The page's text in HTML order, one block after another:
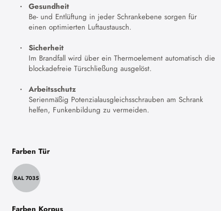
Gesundheit
Be- und Entlüftung in jeder Schrankebene sorgen für
einen optimierten Luftaustausch.
Sicherheit
Im Brandfall wird über ein Thermoelement automatisch die
blockadefreie Türschließung ausgelöst.
Arbeitsschutz
Serienmäßig Potenzialausgleichsschrauben am Schrank
helfen, Funkenbildung zu vermeiden.
Farben Tür
RAL 7035